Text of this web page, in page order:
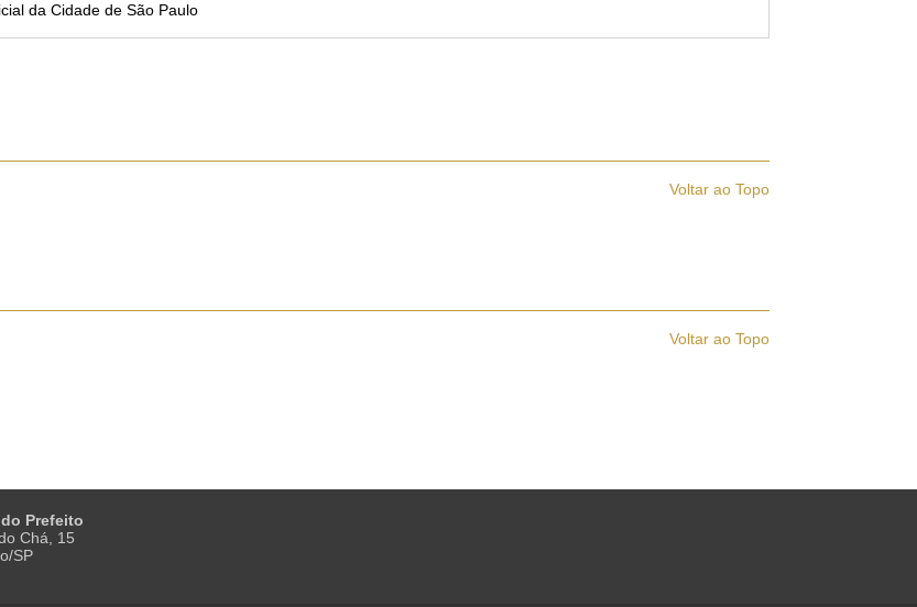
da Cidade de São Paulo
Voltar ao Topo
Voltar ao Topo
Prefeito
Chá, 15
SP